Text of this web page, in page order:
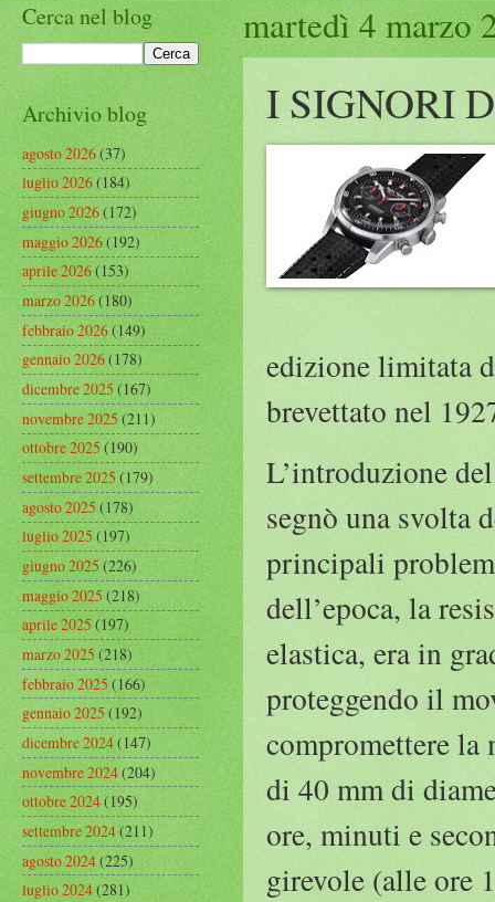
martedì 4 marzo
I SIGNORI
edizione limitata
brevettato nel
L’introduzione
segnò una svolta
principali
dell’epoca, la
elastica, era in
proteggendo il
compromettere la
di 40 mm di
ore, minuti e
girevole (alle ore
Cerca nel blog
Archivio blog
agosto 2026(37)
luglio 2026(184)
giugno 2026(172)
maggio 2026(192)
aprile 2026(153)
marzo 2026(180)
febbraio 2026(149)
gennaio 2026(178)
dicembre 2025(167)
novembre 2025(211)
ottobre 2025(190)
settembre 2025(179)
agosto 2025(178)
luglio 2025(197)
giugno 2025(226)
maggio 2025(218)
aprile 2025(197)
marzo 2025(218)
febbraio 2025(166)
gennaio 2025(192)
dicembre 2024(147)
novembre 2024(204)
ottobre 2024(195)
settembre 2024(211)
agosto 2024(225)
luglio 2024(281)